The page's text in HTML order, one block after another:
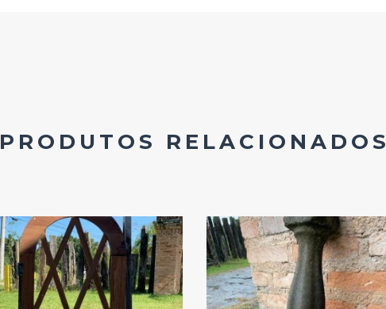
PRODUTOS RELACIONADOS